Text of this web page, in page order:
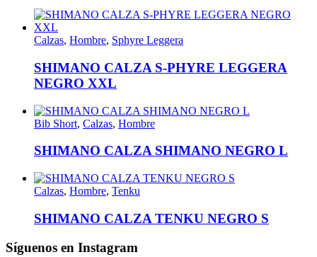
Calzas, Hombre, Sphyre Leggera
SHIMANO CALZA S-PHYRE LEGGERA
NEGRO XXL
Bib Short, Calzas, Hombre
SHIMANO CALZA SHIMANO NEGRO L
Calzas, Hombre, Tenku
SHIMANO CALZA TENKU NEGRO S
Síguenos en Instagram